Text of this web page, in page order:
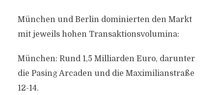
München und Berlin dominierten den Markt
mit jeweils hohen Transaktionsvolumina:
München: Rund 1,5 Milliarden Euro, darunter
die Pasing Arcaden und die Maximilianstraße
12-14.